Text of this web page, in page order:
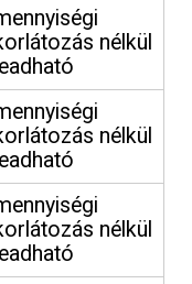
nélkül
leadható
nélkül
leadható
nélkül
leadható